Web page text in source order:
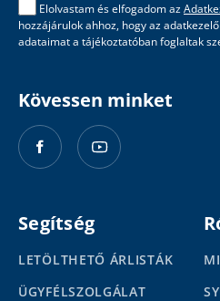
Elolvastam és elfogadom az
hozzájárulok ahhoz, hogy az
adataimat a tájékoztatóban foglaltak
Kövessen minket
Segítség
LETÖLTHETŐ ÁRLISTÁK
ÜGYFÉLSZOLGÁLAT